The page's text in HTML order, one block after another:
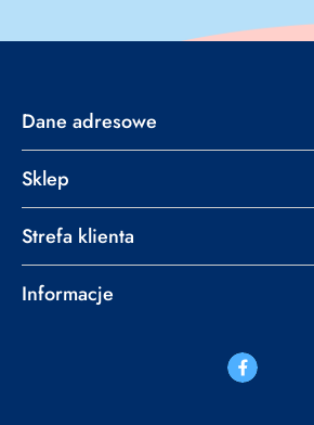
Dane adresowe
Sklep
Strefa klienta
Informacje